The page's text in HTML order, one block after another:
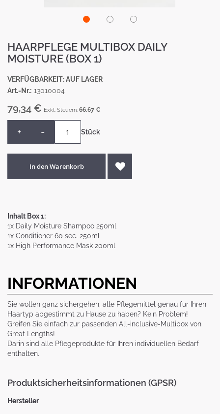
Anfang
der
Bildergalerie
springen
HAARPFLEGE MULTIBOX DAILY
MOISTURE (BOX 1)
VERFÜGBARKEIT: AUF LAGER
Art.-Nr. 13010004
79,34 € 66,67 €
+ - Stück
In den Warenkorb
Inhalt Box 1:
1x Daily Moisture Shampoo 250ml
1x Conditioner 60 sec. 250ml
1x High Performance Mask 200ml
INFORMATIONEN
Sie wollen ganz sichergehen, alle Pflegemittel genau für Ihren
Haartyp abgestimmt zu Hause zu haben? Kein Problem!
Greifen Sie einfach zur passenden All-inclusive-Multibox von
Great Lengths!
Darin sind alle Pflegeprodukte für Ihren individuellen Bedarf
enthalten.
Produktsicherheitsinformationen (GPSR)
Hersteller